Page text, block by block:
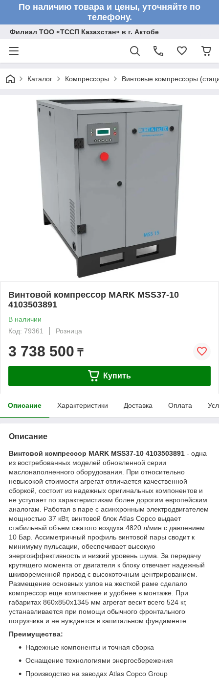
По наличию товара и цены, уточняйте по
телефону.
Филиал ТОО «ТССП Казахстан» в г. Актобе
Каталог Компрессоры Винтовые компрессоры
Винтовой компрессор MARK MSS37-10
4103503891
В наличии
Код: 79361
Розница
3 738 500 ₸
Купить
Описание Характеристики Доставка Оплата
Описание
Винтовой компрессор MARK MSS37-10 4103503891 - одна
из востребованных моделей обновленной серии
маслонаполненного оборудования. При относительно
невысокой стоимости агрегат отличается качественной
сборкой, состоит из надежных оригинальных компонентов и
не уступает по характеристикам более дорогим европейским
аналогам. Работая в паре с асинхронным электродвигателем
мощностью 37 кВт, винтовой блок Atlas Copco выдает
стабильный объем сжатого воздуха 4820 л/мин с давлением
10 Бар. Ассиметричный профиль винтовой пары сводит к
минимуму пульсации, обеспечивает высокую
энергоэффективность и низкий уровень шума. За передачу
крутящего момента от двигателя к блоку отвечает надежный
шкивоременной привод с высокоточным центрированием.
Размещение основных узлов на жесткой раме сделало
компрессор еще компактнее и удобнее в монтаже. При
габаритах 860х850х1345 мм агрегат весит всего 524 кг,
устанавливается при помощи обычного фронтального
погрузчика и не нуждается в капитальном фундаменте
Преимущества:
Надежные компоненты и точная сборка
Оснащение технологиями энергосбережения
Производство на заводах Atlas Copco Group